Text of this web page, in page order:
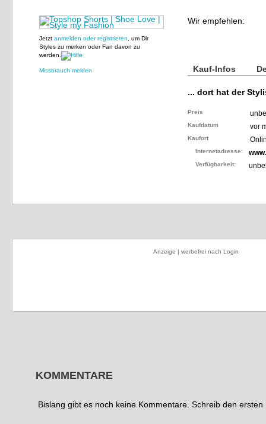
Jetzt anmelden oder registrieren , um Dir
Styles zu merken oder Fan davon zu
werden.
Missbrauch melden
Wir empfehlen:
Kauf-Infos
... dort hat der
Preis
Kaufdatum vor
Kaufort
Internetadresse:
Verfügbarkeit:
Anzeige | werbefrei nach Login
KOMMENTARE
Bislang gibt es noch keine Kommentare. Schreib den ersten